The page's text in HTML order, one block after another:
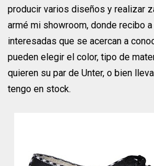
producir varios diseños y realizar
armé mi showroom, donde recibo
interesadas que se acercan a
pueden elegir el color, tipo de
quieren su par de Unter, o bien
tengo en stock.